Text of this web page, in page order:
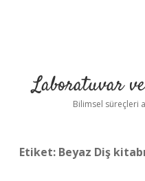
Laboratuvar
Bilimsel süreçleri
Etiket: Beyaz Diş